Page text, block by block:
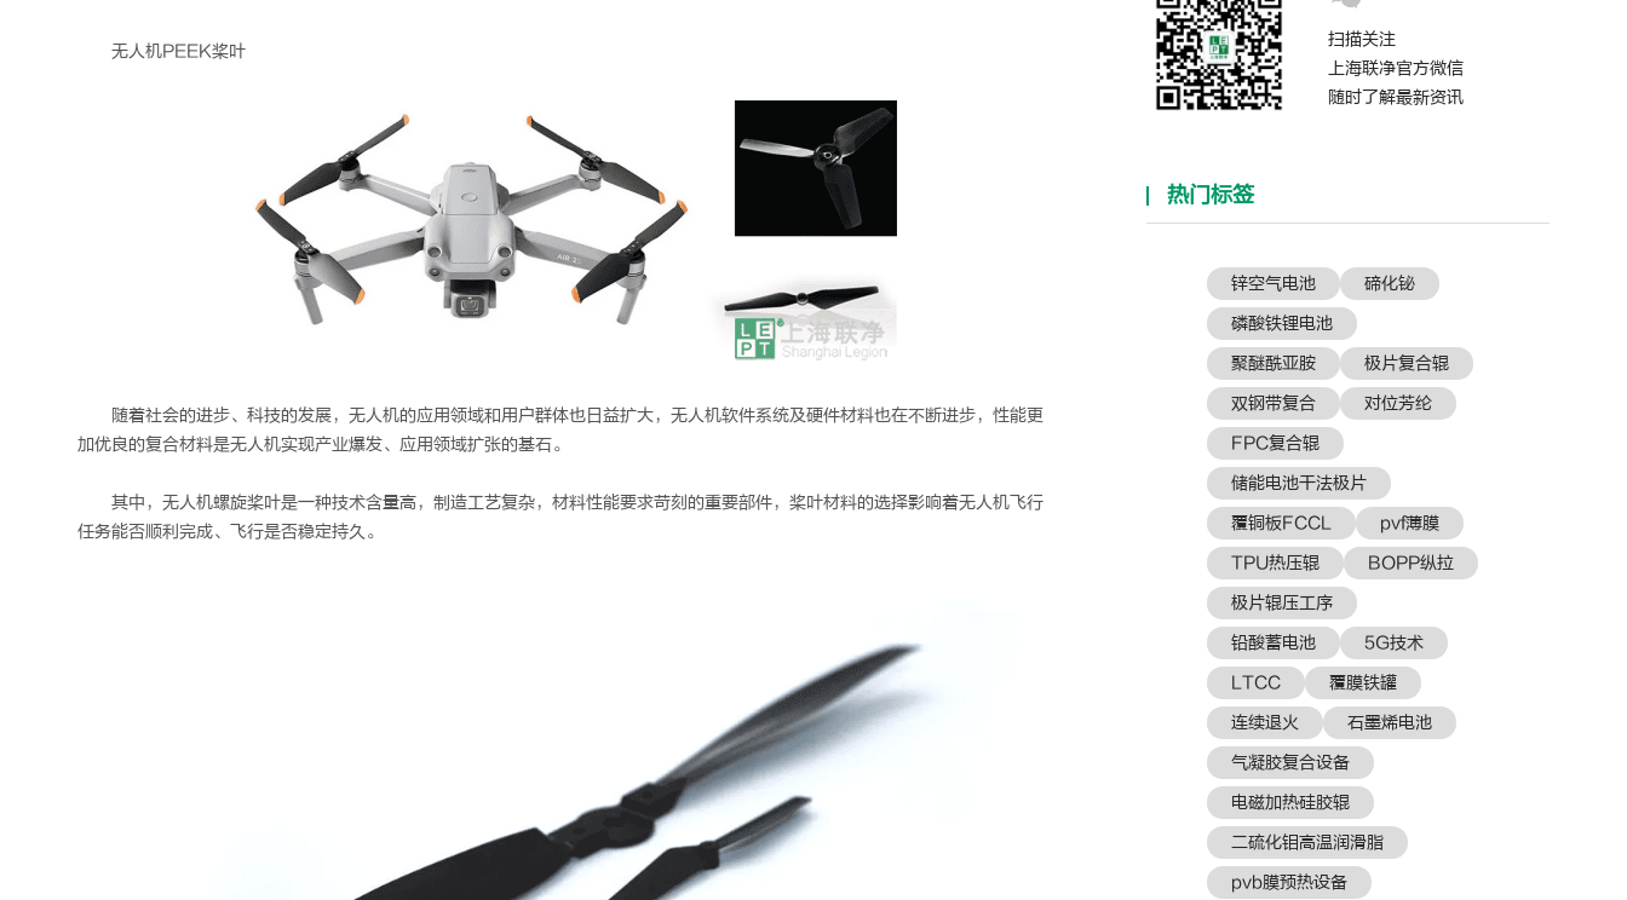
无人机PEEK桨叶
随着社会的进步、科技的发展，无人机的应用领域和用户群体也日益扩大，无人机软件系统及硬件材料也在不断进步，性能更
加优良的复合材料是无人机实现产业爆发、应用领域扩张的基石。
其中，无人机螺旋桨叶是一种技术含量高，制造工艺复杂，材料性能要求苛刻的重要部件，桨叶材料的选择影响着无人机飞行
任务能否顺利完成、飞行是否稳定持久。
扫描关注
上海联净官方微信
随时了解最新资讯
热门标签
锌空气电池
碲化铋
磷酸铁锂电池
聚醚酰亚胺
极片复合辊
双钢带复合
对位芳纶
FPC复合辊
储能电池干法极片
覆铜板FCCL
pvf薄膜
TPU热压辊
BOPP纵拉
极片辊压工序
铅酸蓄电池
5G技术
LTCC
覆膜铁罐
连续退火
石墨烯电池
气凝胶复合设备
电磁加热硅胶辊
二硫化钼高温润滑脂
pvb膜预热设备